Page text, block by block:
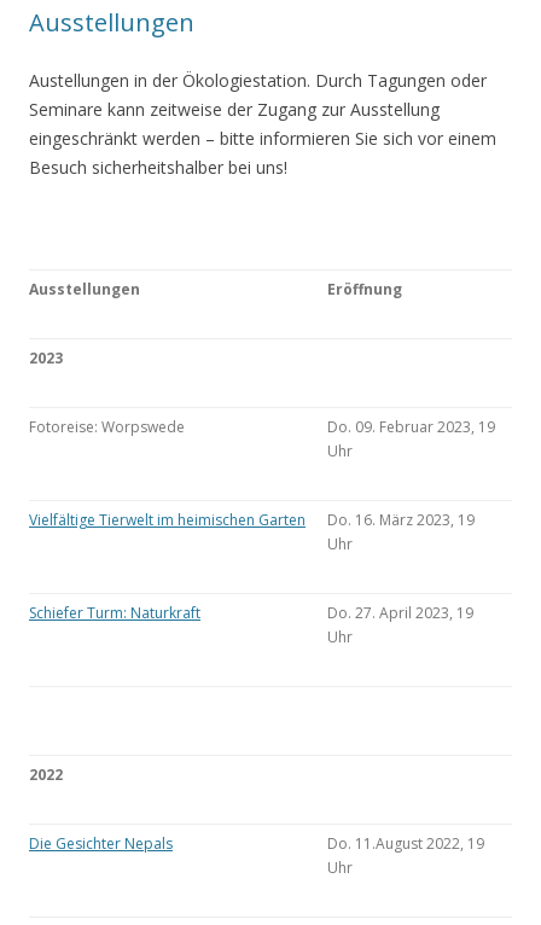
Ausstellungen
Austellungen in der Ökologiestation. Durch Tagungen oder
Seminare kann zeitweise der Zugang zur Ausstellung
eingeschränkt werden – bitte informieren Sie sich vor einem
Besuch sicherheitshalber bei uns!
Ausstellungen Eröffnung
2023
Fotoreise: Worpswede
Do. 09. Februar 2023, 19
Uhr
Vielfältige Tierwelt im heimischen Garten
Do. 16. März 2023, 19
Uhr
Schiefer Turm: Naturkraft
Do. 27. April 2023, 19
Uhr
2022
Die Gesichter Nepals
Do. 11.August 2022, 19
Uhr